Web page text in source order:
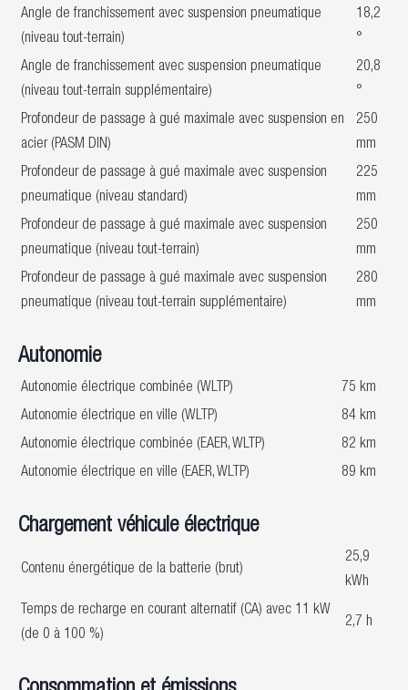
Angle de franchissement avec suspension pneumatique
(niveau tout-terrain)
18,2
°
Angle de franchissement avec suspension pneumatique
(niveau tout-terrain supplémentaire)
20,8
°
Profondeur de passage à gué maximale avec suspension en
acier (PASM DIN)
250
mm
Profondeur de passage à gué maximale avec suspension
pneumatique (niveau standard)
225
mm
Profondeur de passage à gué maximale avec suspension
pneumatique (niveau tout-terrain)
250
mm
Profondeur de passage à gué maximale avec suspension
pneumatique (niveau tout-terrain supplémentaire)
280
mm
Autonomie
Autonomie électrique combinée (WLTP)
75 km
Autonomie électrique en ville (WLTP)
84 km
Autonomie électrique combinée (EAER, WLTP)
82 km
Autonomie électrique en ville (EAER, WLTP)
89 km
Chargement véhicule électrique
Contenu énergétique de la batterie (brut)
25,9
kWh
Temps de recharge en courant alternatif (CA) avec 11 kW
(de 0 à 100 %)
2,7 h